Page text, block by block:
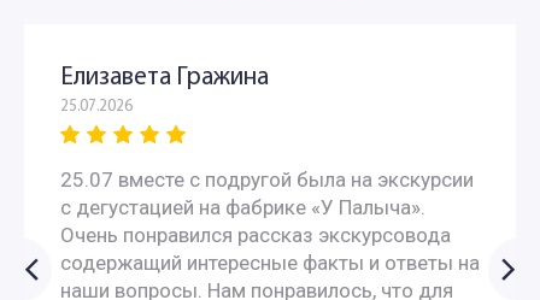
Экскурсии для школьников 7 класса в Москве
Автобусные экскурсии для школьников средней школы
Исторические экскурсии для школьников
Елизавета Гражина
25.07.2026
25.07 вместе с подругой была на экскурсии
с дегустацией на фабрике «У Палыча».
Очень понравился рассказ экскурсовода
содержащий интересные факты и ответы на
наши вопросы. Нам понравилось, что для